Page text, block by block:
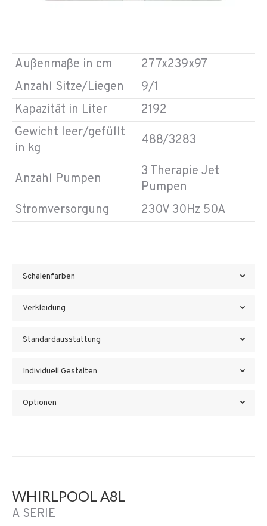
Außenmaße in cm
277x239x97
Anzahl Sitze/Liegen
9/1
Kapazität in Liter
2192
Gewicht leer/gefüllt
in kg
488/3283
Anzahl Pumpen
3 Therapie Jet
Pumpen
Stromversorgung
230V 30Hz 50A
Schalenfarben
Verkleidung
Standardausstattung
Individuell Gestalten
Optionen
WHIRLPOOL A8L
A SERIE